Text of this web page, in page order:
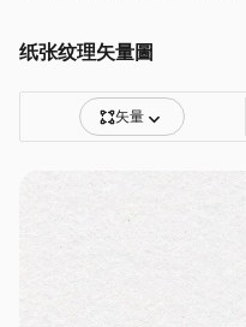
纸张纹理矢量圖
矢量